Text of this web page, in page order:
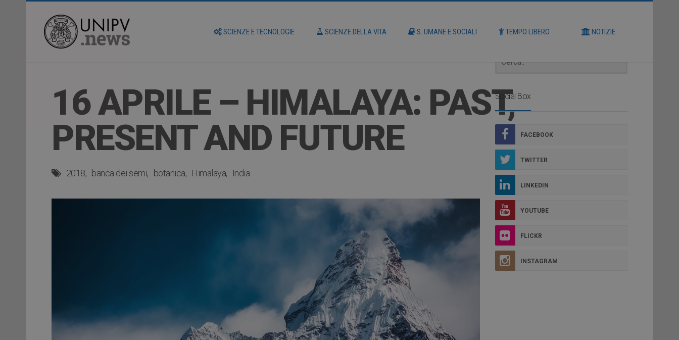
SCIENZE E TECNOLOGIE SCIENZE DELLA VITA S. UMANE E SOCIALI TEMPO LIBERO NOTIZIE
16 APRILE – HIMALAYA: PAST,
PRESENT AND FUTURE
2018 banca dei semi botanica Himalaya India
Social Box
FACEBOOK
TWITTER
LINKEDIN
YOUTUBE
FLICKR
INSTAGRAM